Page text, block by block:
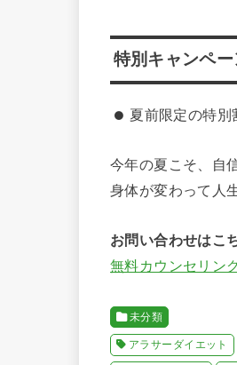
特別キャンペ
夏前限定の特別
今年の夏こそ、自
身体が変わって人
お問い合わせはこ
無料カウンセリン
未分類
アラサーダイエット